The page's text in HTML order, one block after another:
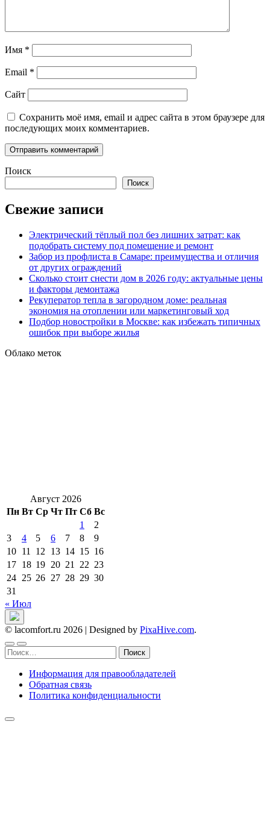
Имя *
Email *
Сайт
Сохранить моё имя, email и адрес сайта в этом браузере для
последующих моих комментариев.
Поиск
Поиск
Свежие записи
Электрический тёплый пол без лишних затрат: как
подобрать систему под помещение и ремонт
Забор из профлиста в Самаре: преимущества и отличия
от других ограждений
Сколько стоит снести дом в 2026 году: актуальные цены
и факторы демонтажа
Рекуператор тепла в загородном доме: реальная
экономия на отоплении или маркетинговый ход
Подбор новостройки в Москве: как избежать типичных
ошибок при выборе жилья
Облако меток
Август 2026
Пн Вт Ср Чт Пт Сб Вс
1
2
3
4 5 6 7 8
9
10 11 12 13 14 15 16
17 18 19 20 21 22 23
24 25 26 27 28 29 30
31
« Июл
© lacomfort.ru 2026 | Designed by PixaHive.com.
Найти:
Информация для правообладателей
Обратная связь
Политика конфиденциальности